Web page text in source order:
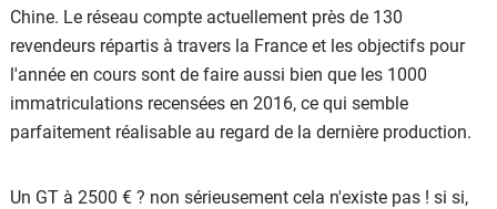
Chine. Le réseau compte actuellement près de 130
revendeurs répartis à travers la France et les objectifs pour
l'année en cours sont de faire aussi bien que les 1000
immatriculations recensées en 2016, ce qui semble
parfaitement réalisable au regard de la dernière production.
Un GT à 2500 € ? non sérieusement cela n'existe pas ! si si,